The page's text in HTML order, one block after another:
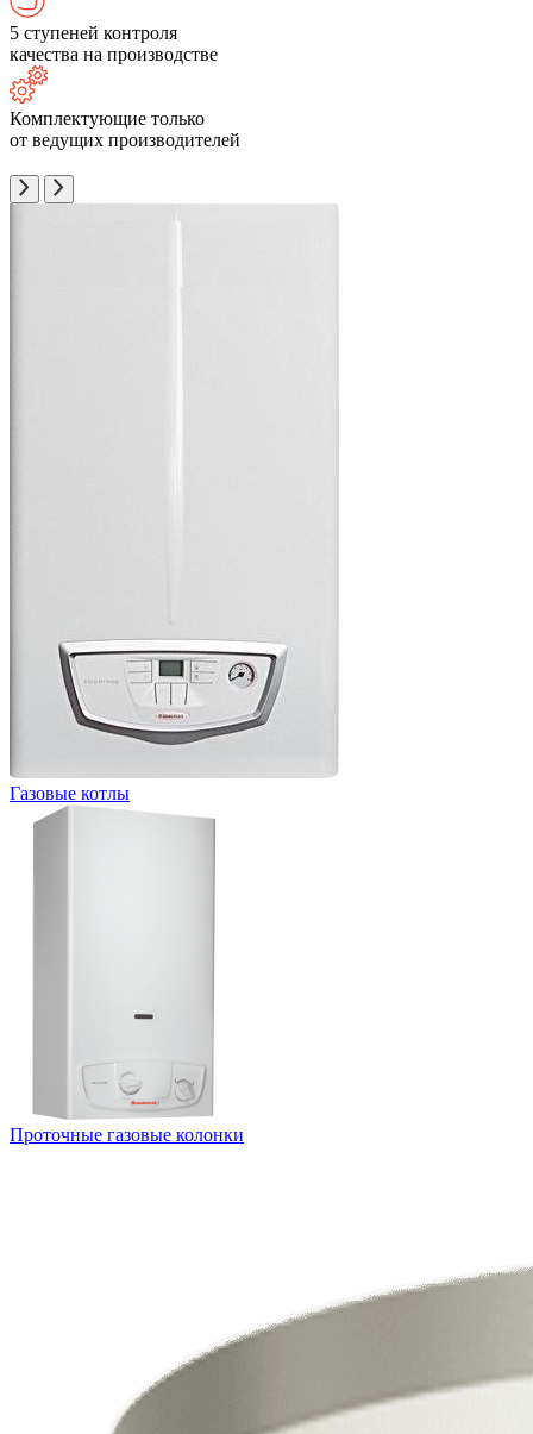
5 ступеней контроля
качества на производстве
Комплектующие только
от ведущих производителей
Газовые котлы
Проточные газовые колонки